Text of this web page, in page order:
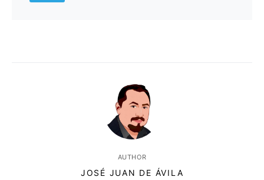
AUTHOR
JOSÉ JUAN DE ÁVILA